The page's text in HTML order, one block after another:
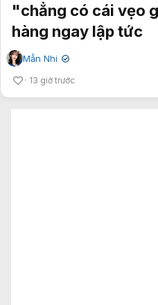
"chẳng có cái vẹo
hàng ngay lập tức
Mẫn Nhi ✔
13 giờ trước